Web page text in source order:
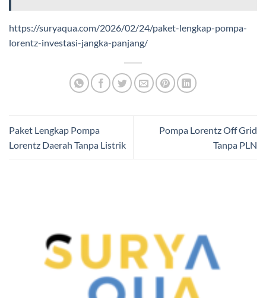
https://suryaqua.com/2026/02/24/paket-lengkap-pompa-
lorentz-investasi-jangka-panjang/
Paket Lengkap Pompa
Lorentz Daerah Tanpa Listrik
Pompa Lorentz Off Grid
Tanpa PLN